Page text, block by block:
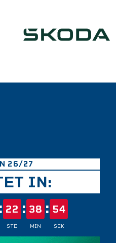
26/27
IN:
: 22
STD
: 38
MIN
: 53
SEK